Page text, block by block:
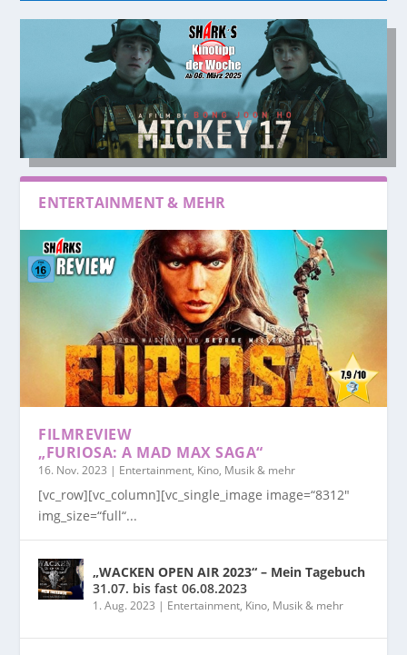
ENTERTAINMENT & MEHR
FILMREVIEW
„FURIOSA: A MAD MAX SAGA“
16. Nov. 2023 | Entertainment, Kino, Musik & mehr
[vc_row][vc_column][vc_single_image image=“8312″
img_size=“full“...
„WACKEN OPEN AIR 2023“ – Mein Tagebuch
31.07. bis fast 06.08.2023
1. Aug. 2023 | Entertainment, Kino, Musik & mehr